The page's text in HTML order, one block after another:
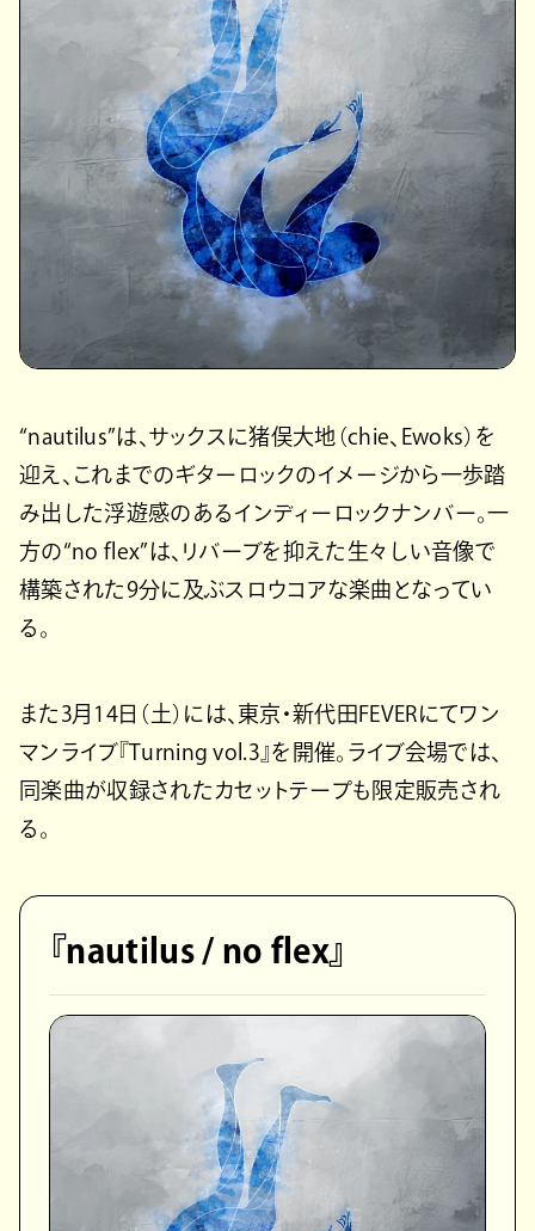
“nautilus”は、サックスに猪俣大地（chie、Ewoks）を
迎え、これまでのギターロックのイメージから一歩踏
み出した浮遊感のあるインディーロックナンバー。一
方の“no flex”は、リバーブを抑えた生々しい音像で
構築された9分に及ぶスロウコアな楽曲となってい
る。
また3月14日（土）には、東京・新代田FEVERにてワン
マンライブ『Turning vol.3』を開催。ライブ会場では、
同楽曲が収録されたカセットテープも限定販売され
る。
『nautilus / no flex』